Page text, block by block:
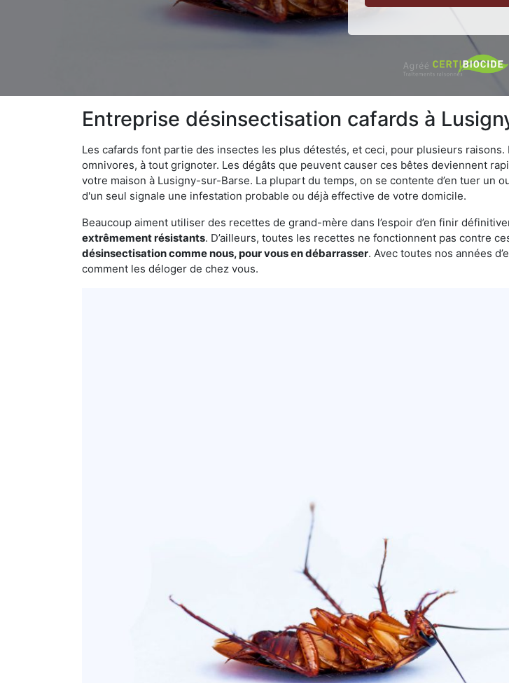
Entreprise désinsectisation cafards à
Les cafards font partie des insectes les plus détestés, et ceci, pour plusieurs
omnivores, à tout grignoter. Les dégâts que peuvent causer ces bêtes deviennent
votre maison à Lusigny-sur-Barse. La plupart du temps, on se contente d’en tuer un
d'un seul signale une infestation probable ou déjà effective de votre domicile.
Beaucoup aiment utiliser des recettes de grand-mère dans l’espoir d’en finir
extrêmement résistants. D’ailleurs, toutes les recettes ne fonctionnent pas contre
désinsectisation comme nous, pour vous en débarrasser. Avec toutes nos années
comment les déloger de chez vous.